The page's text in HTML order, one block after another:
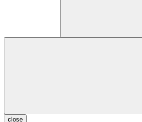
close